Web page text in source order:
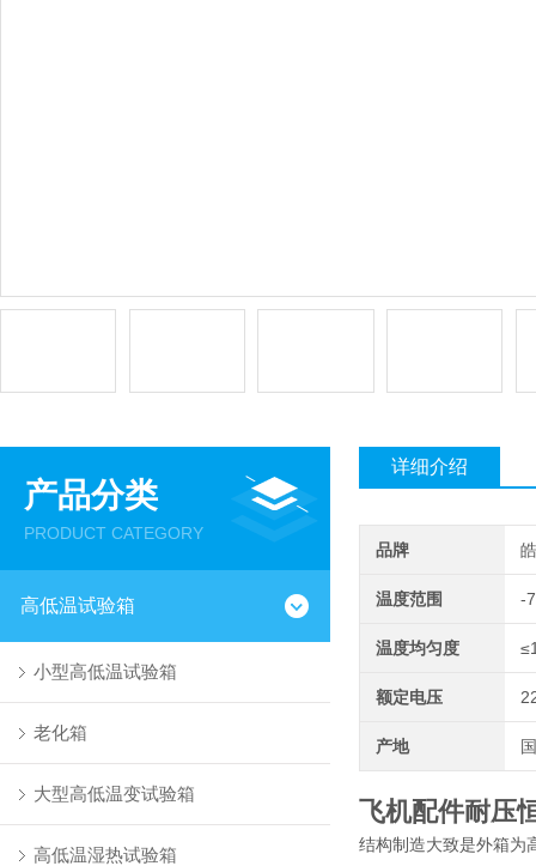
产品分类
PRODUCT CATEGORY
高低温试验箱
小型高低温试验箱
老化箱
大型高低温变试验箱
高低温湿热试验箱
详细介绍
品牌
温度范围 -
温度均匀度
额定电压
产地
飞机配件耐压
结构制造大致是外箱为